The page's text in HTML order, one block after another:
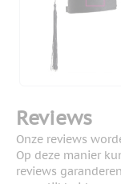
Reviews
Onze reviews
Op deze manier
reviews